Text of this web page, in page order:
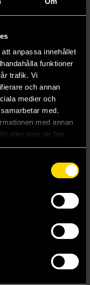
anpassa innehållet
funktioner
trafik. Vi
och annan
medier och
med.
med annan
eller som de har
Thing